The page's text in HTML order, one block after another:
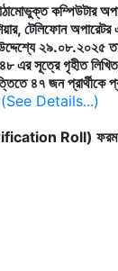
কম্পিউটার
টেলিফোন
২৯.০৮.২০২৫
এর সূত্রে গৃহীত
৪৭ জন প্রার্থীকে
(See Details...)
Roll)